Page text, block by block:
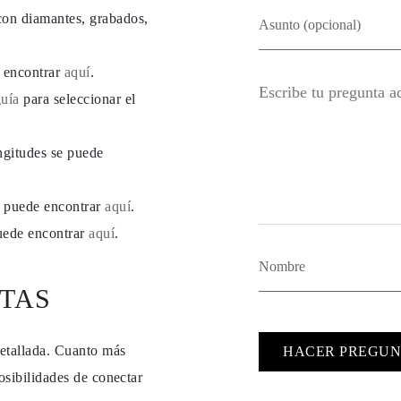
diamantes, grabados,
encontrar aquí.
para seleccionar el
se puede
puede encontraraquí.
encontraraquí.
Cuanto más
de conectar
HACER